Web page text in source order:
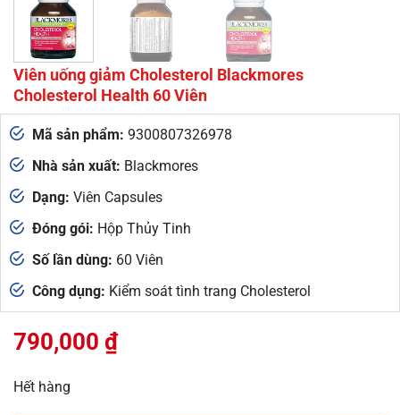
Viên uống giảm Cholesterol Blackmores
Cholesterol Health 60 Viên
Mã sản phẩm: 9300807326978
Nhà sản xuất: Blackmores
Dạng: Viên Capsules
Đóng gói: Hộp Thủy Tinh
Số lần dùng: 60 Viên
Công dụng: Kiểm soát tình trang Cholesterol
790,000 ₫
Hết hàng